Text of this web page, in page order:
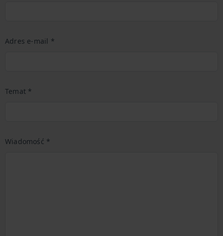
Adres e-mail *
Temat *
Wiadomość *